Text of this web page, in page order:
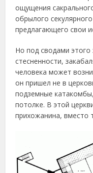
ощущения
обрылого
предлагающего свои
Но под сводами этого
стесненности,
человека может
он пришел не в
подземные
потолке. В этой
прихожанина, вместо